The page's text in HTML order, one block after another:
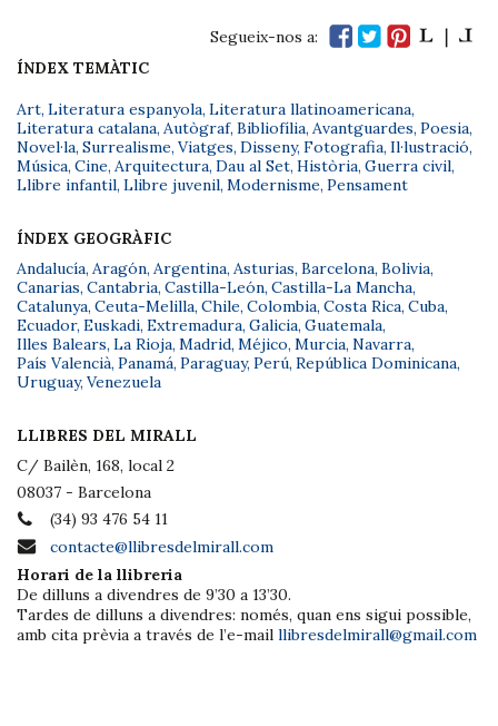
Segueix-nos a:
ÍNDEX TEMÀTIC
Art, Literatura espanyola, Literatura llatinoamericana,
Literatura catalana, Autògraf, Bibliofília, Avantguardes, Poesia,
Novel·la, Surrealisme, Viatges, Disseny, Fotografia, Il·lustració,
Música, Cine, Arquitectura, Dau al Set, Història, Guerra civil,
Llibre infantil, Llibre juvenil, Modernisme, Pensament
ÍNDEX GEOGRÀFIC
Andalucía, Aragón, Argentina, Asturias, Barcelona, Bolivia,
Canarias, Cantabria, Castilla-León, Castilla-La Mancha,
Catalunya, Ceuta-Melilla, Chile, Colombia, Costa Rica, Cuba,
Ecuador, Euskadi, Extremadura, Galicia, Guatemala,
Illes Balears, La Rioja, Madrid, Méjico, Murcia, Navarra,
País Valencià, Panamá, Paraguay, Perú, República Dominicana,
Uruguay, Venezuela
LLIBRES DEL MIRALL
C/ Bailèn, 168, local 2
08037 - Barcelona
(34) 93 476 54 11
contacte@llibresdelmirall.com
Horari de la llibreria
De dilluns a divendres de 9’30 a 13’30.
Tardes de dilluns a divendres: només, quan ens sigui possible,
amb cita prèvia a través de l’e-mail llibresdelmirall@gmail.com